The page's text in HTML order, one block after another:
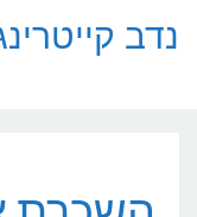
נדב